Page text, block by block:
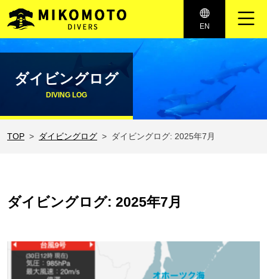
コンテンツへスキップ
メインナビゲーション EN
ダイビングログ
DIVING LOG
TOP ダイビングログ ダイビングログ: 2025年7月
ダイビングログ: 2025年7月